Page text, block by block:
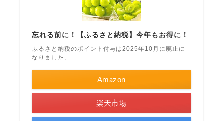
忘れる前に！【ふるさと納税】今年もお得に！
ふるさと納税のポイント付与は2025年10月に廃止に
なりました。
Amazon
楽天市場